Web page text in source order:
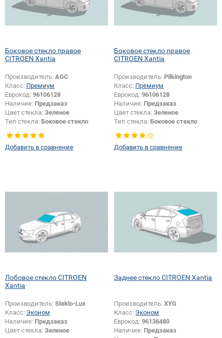
Боковое стекло правое
CITROEN Xantia
Производитель: AGC
Класс: Премиум
Еврокод: 96106128
Наличие: Предзаказ
Цвет стекла: Зеленое
Тип стекла: Боковое стекло
Добавить в сравнение
Боковое стекло правое
CITROEN Xantia
Производитель: Pilkington
Класс: Премиум
Еврокод:96106128
Наличие: Предзаказ
Цвет стекла:Зеленое
Тип стекла: Боковое стекло
Добавить в сравнение
Лобовое стекло CITROEN
Xantia
Производитель: Steklo-Lux
Класс: Эконом
Наличие: Предзаказ
Цвет стекла: Зеленое
Заднее стекло CITROEN Xantia
Производитель:XYG
Класс: Эконом
Еврокод:96136480
Наличие: Предзаказ